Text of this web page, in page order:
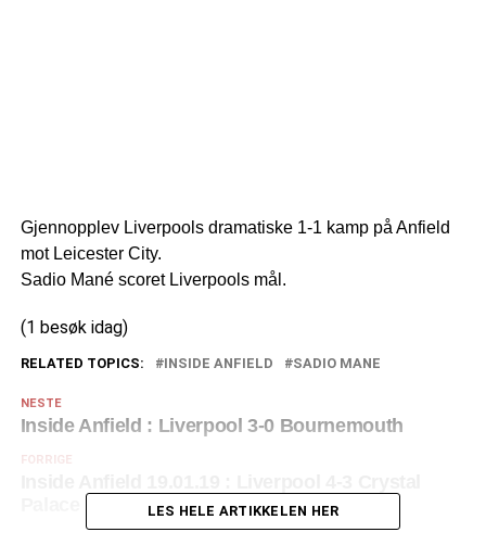
Gjennopplev Liverpools dramatiske 1-1 kamp på Anfield
mot Leicester City.
Sadio Mané scoret Liverpools mål.
(1 besøk idag)
RELATED TOPICS: INSIDE ANFIELD SADIO MANE
NESTE
Inside Anfield : Liverpool 3-0 Bournemouth
FORRIGE
LES HELE ARTIKKELEN HER